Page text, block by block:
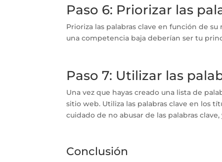
Paso 6: Priorizar las
Prioriza las palabras clave en función de
una competencia baja deberían ser tu
Paso 7: Utilizar las
Una vez que hayas creado una lista de
sitio web. Utiliza las palabras clave en los
cuidado de no abusar de las palabras
Conclusión